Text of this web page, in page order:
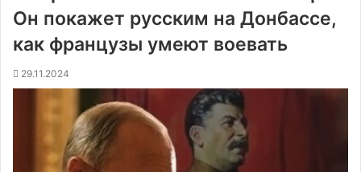
Он покажет русским на Донбассе,
как французы умеют воевать
29.11.2024